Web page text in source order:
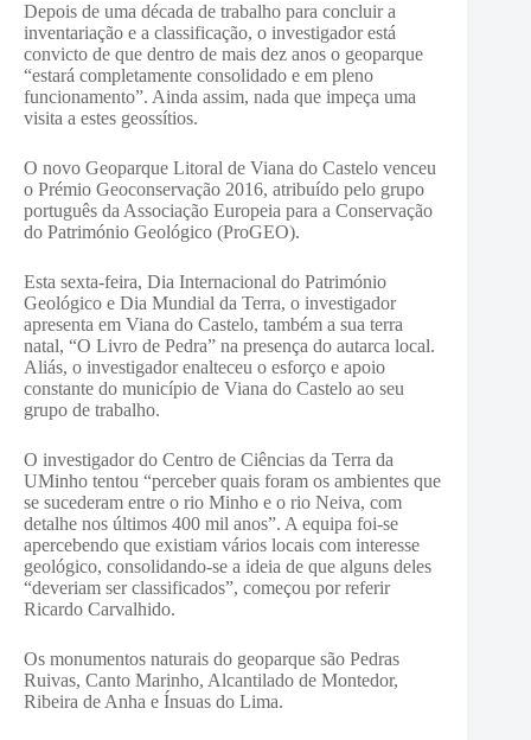
Depois de uma década de trabalho para concluir a
inventariação e a classificação, o investigador está
convicto de que dentro de mais dez anos o geoparque
“estará completamente consolidado e em pleno
funcionamento”. Ainda assim, nada que impeça uma
visita a estes geossítios.
O novo Geoparque Litoral de Viana do Castelo venceu
o Prémio Geoconservação 2016, atribuído pelo grupo
português da Associação Europeia para a Conservação
do Património Geológico (ProGEO).
Esta sexta-feira, Dia Internacional do Património
Geológico e Dia Mundial da Terra, o investigador
apresenta em Viana do Castelo, também a sua terra
natal, “O Livro de Pedra” na presença do autarca local.
Aliás, o investigador enalteceu o esforço e apoio
constante do município de Viana do Castelo ao seu
grupo de trabalho.
O investigador do Centro de Ciências da Terra da
UMinho tentou “perceber quais foram os ambientes que
se sucederam entre o rio Minho e o rio Neiva, com
detalhe nos últimos 400 mil anos”. A equipa foi-se
apercebendo que existiam vários locais com interesse
geológico, consolidando-se a ideia de que alguns deles
“deveriam ser classificados”, começou por referir
Ricardo Carvalhido.
Os monumentos naturais do geoparque são Pedras
Ruivas, Canto Marinho, Alcantilado de Montedor,
Ribeira de Anha e Ínsuas do Lima.